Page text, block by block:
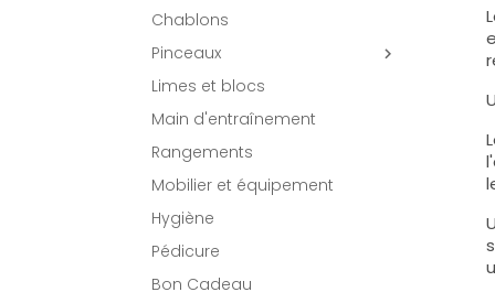
Chablons
Pinceaux

Limes et blocs
Main d'entraînement
Rangements
Mobilier et équipement
Hygiène
Pédicure
Bon Cadeau